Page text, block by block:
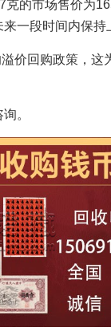
的市场售价为
一段时间内保持
价回购政策，这
询。